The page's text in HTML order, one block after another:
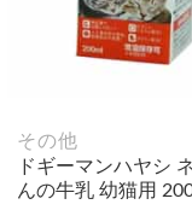
その他
ドギーマンハヤシ
んの牛乳 幼猫用